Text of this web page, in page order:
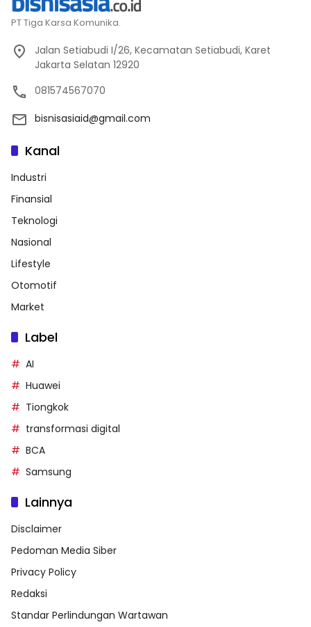
PT Tiga Karsa Komunika.
Jalan Setiabudi I/26, Kecamatan Setiabudi, Karet
Jakarta Selatan 12920
081574567070
bisnisasiaid@gmail.com
Kanal
Industri
Finansial
Teknologi
Nasional
Lifestyle
Otomotif
Market
Label
AI
Huawei
Tiongkok
transformasi digital
BCA
Samsung
Lainnya
Disclaimer
Pedoman Media Siber
Privacy Policy
Redaksi
Standar Perlindungan Wartawan